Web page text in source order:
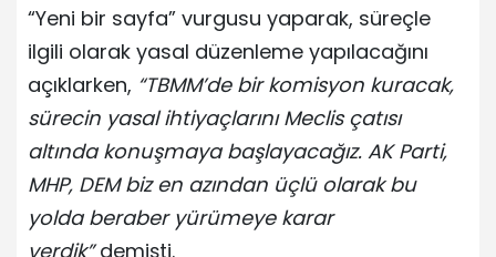
“Yeni bir sayfa” vurgusu yaparak, süreçle
ilgili olarak yasal düzenleme yapılacağını
açıklarken, “TBMM’de bir komisyon kuracak,
sürecin yasal ihtiyaçlarını Meclis çatısı
altında konuşmaya başlayacağız. AK Parti,
MHP, DEM biz en azından üçlü olarak bu
yolda beraber yürümeye karar
verdik”demişti.